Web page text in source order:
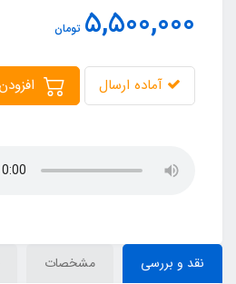
5,500,000 تومان
آماده ارسال
نقد و بررسی مشخصات